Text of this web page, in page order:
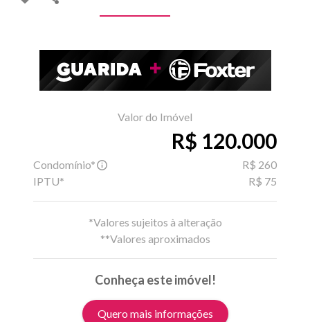
Valor do Imóvel
R$ 120.000
Condomínio*
R$ 260
IPTU*
R$ 75
*Valores sujeitos à alteração
**Valores aproximados
Conheça este imóvel!
Quero mais informações